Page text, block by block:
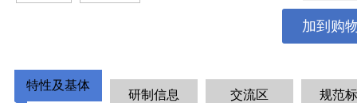
加到购
特性及基体
研制信息 交流区 规范